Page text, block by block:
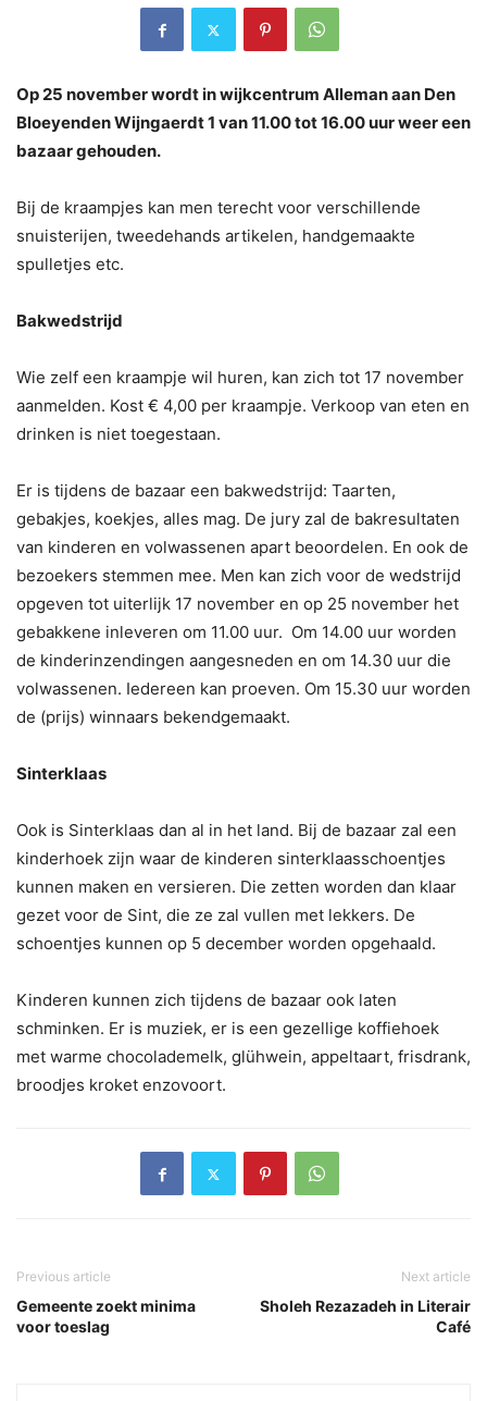
Op 25 november wordt in wijkcentrum Alleman aan Den
Bloeyenden Wijngaerdt 1 van 11.00 tot 16.00 uur weer een
bazaar gehouden.
Bij de kraampjes kan men terecht voor verschillende
snuisterijen, tweedehands artikelen, handgemaakte
spulletjes etc.
Bakwedstrijd
Wie zelf een kraampje wil huren, kan zich tot 17 november
aanmelden. Kost € 4,00 per kraampje. Verkoop van eten en
drinken is niet toegestaan.
Er is tijdens de bazaar een bakwedstrijd: Taarten,
gebakjes, koekjes, alles mag. De jury zal de bakresultaten
van kinderen en volwassenen apart beoordelen. En ook de
bezoekers stemmen mee. Men kan zich voor de wedstrijd
opgeven tot uiterlijk 17 november en op 25 november het
gebakkene inleveren om 11.00 uur. Om 14.00 uur worden
de kinderinzendingen aangesneden en om 14.30 uur die
volwassenen. Iedereen kan proeven. Om 15.30 uur worden
de (prijs) winnaars bekendgemaakt.
Sinterklaas
Ook is Sinterklaas dan al in het land. Bij de bazaar zal een
kinderhoek zijn waar de kinderen sinterklaasschoentjes
kunnen maken en versieren. Die zetten worden dan klaar
gezet voor de Sint, die ze zal vullen met lekkers. De
schoentjes kunnen op 5 december worden opgehaald.
Kinderen kunnen zich tijdens de bazaar ook laten
schminken. Er is muziek, er is een gezellige koffiehoek
met warme chocolademelk, glühwein, appeltaart, frisdrank,
broodjes kroket enzovoort.
Previous article
Gemeente zoekt minima
voor toeslag
Next article
Sholeh Rezazadeh in Literair
Café